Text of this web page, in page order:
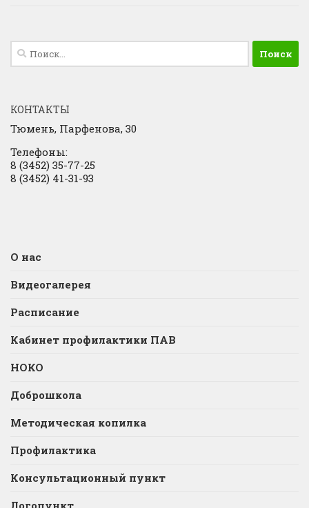
Найти:
КОНТАКТЫ
Тюмень, Парфенова, 30
Телефоны:
8 (3452) 35-77-25
8 (3452) 41-31-93
О нас
Видеогалерея
Расписание
Кабинет профилактики ПАВ
НОКО
Доброшкола
Методическая копилка
Профилактика
Консультационный пункт